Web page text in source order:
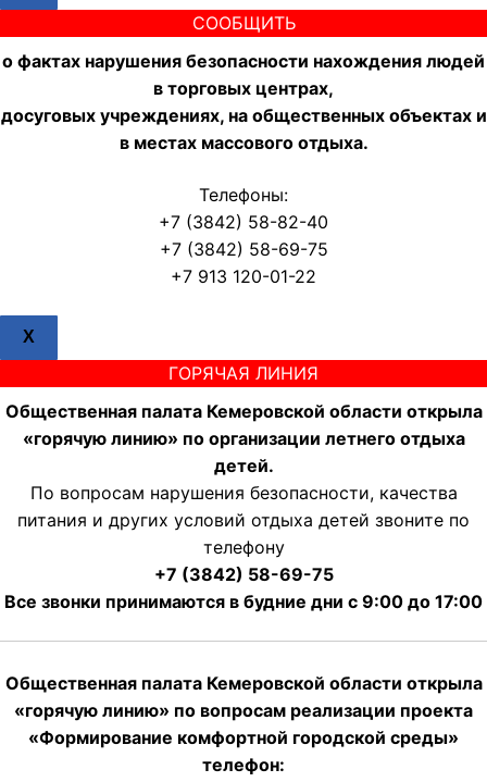
СООБЩИТЬ
о фактах нарушения безопасности нахождения людей
в торговых центрах,
досуговых учреждениях, на общественных объектах и
в местах массового отдыха.
Телефоны:
+7 (3842) 58-82-40
+7 (3842) 58-69-75
+7 913 120-01-22
X
ГОРЯЧАЯ ЛИНИЯ
Общественная палата Кемеровской области открыла
«горячую линию» по организации летнего отдыха
детей.
По вопросам нарушения безопасности, качества
питания и других условий отдыха детей звоните по
телефону
+7 (3842) 58-69-75
Все звонки принимаются в будние дни с 9:00 до 17:00
Общественная палата Кемеровской области открыла
«горячую линию» по вопросам реализации проекта
«Формирование комфортной городской среды»
телефон: